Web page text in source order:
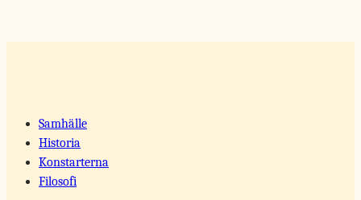
Samhälle
Historia
Konstarterna
Filosofi